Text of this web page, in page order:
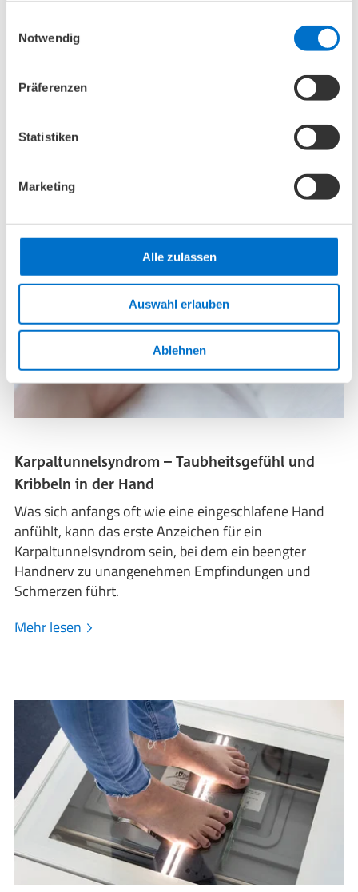
Notwendig
Präferenzen
Statistiken
Marketing
Alle zulassen
Auswahl erlauben
Ablehnen
Ratgeber
E
MEISTGELESEN
Karpaltunnelsyndrom – Taubheitsgefühl und
Kribbeln in der Hand
Was sich anfangs oft wie eine eingeschlafene Hand
anfühlt, kann das erste Anzeichen für ein
Karpaltunnelsyndrom sein, bei dem ein beengter
Handnerv zu unangenehmen Empfindungen und
Schmerzen führt.
Mehr lesen